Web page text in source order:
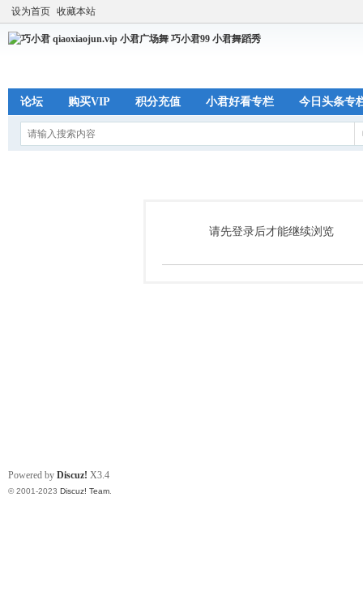
设为首页 收藏本站
论坛 购买VIP 积分充值 小君好看专栏 今日头条专
请先登录后才能继续浏览
Powered by Discuz! X3.4
© 2001-2023 Discuz! Team